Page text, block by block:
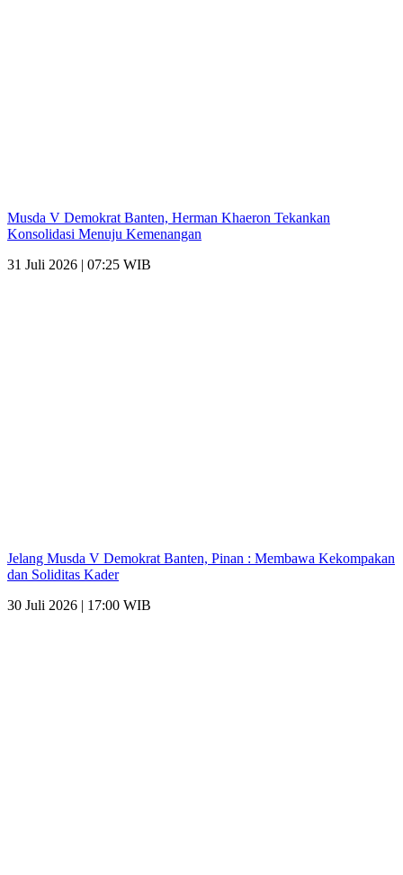
Musda V Demokrat Banten, Herman Khaeron Tekankan
Konsolidasi Menuju Kemenangan
31 Juli 2026 | 07:25 WIB
Jelang Musda V Demokrat Banten, Pinan : Membawa Kekompakan
dan Soliditas Kader
30 Juli 2026 | 17:00 WIB